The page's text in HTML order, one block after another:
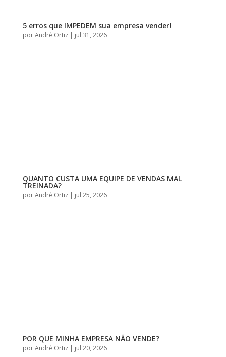
5 erros que IMPEDEM sua empresa vender!
porAndré Ortiz| jul 31, 2026
QUANTO CUSTA UMA EQUIPE DE VENDAS MAL
TREINADA?
porAndré Ortiz| jul 25, 2026
POR QUE MINHA EMPRESA NÃO VENDE?
porAndré Ortiz| jul 20, 2026